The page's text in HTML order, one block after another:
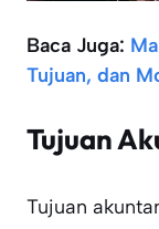
Baca Juga:
Tujuan, dan
Tujuan
Tujuan